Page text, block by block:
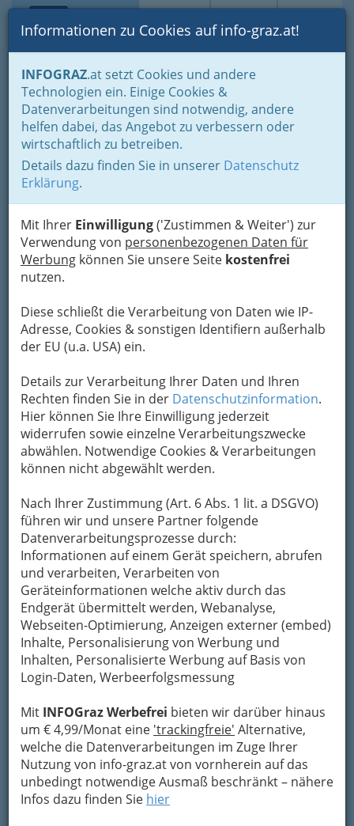
Suche Login Toggle
Informationen zu Cookies auf info-graz.at!
INFOGRAZ.at setzt Cookies und andere
Technologien ein. Einige Cookies &
Datenverarbeitungen sind notwendig, andere
helfen dabei, das Angebot zu verbessern oder
wirtschaftlich zu betreiben.
Details dazu finden Sie in unserer Datenschutz
Erklärung.
Mit Ihrer Einwilligung('Zustimmen & Weiter') zur
Verwendung von personenbezogenen Daten für
Werbung können Sie unsere Seite kostenfrei
nutzen.
Diese schließt die Verarbeitung von Daten wie IP-
Adresse, Cookies & sonstigen Identifiern außerhalb
der EU (u.a. USA) ein.
Details zur Verarbeitung Ihrer Daten und Ihren
Rechten finden Sie in der Datenschutzinformation.
Hier können Sie Ihre Einwilligung jederzeit
widerrufen sowie einzelne Verarbeitungszwecke
abwählen. Notwendige Cookies & Verarbeitungen
können nicht abgewählt werden.
Nach Ihrer Zustimmung (Art. 6 Abs. 1 lit. a DSGVO)
führen wir und unsere Partner folgende
Datenverarbeitungsprozesse durch:
Informationen auf einem Gerät speichern, abrufen
und verarbeiten, Verarbeiten von
Geräteinformationen welche aktiv durch das
Endgerät übermittelt werden, Webanalyse,
Webseiten-Optimierung, Anzeigen externer (embed)
Inhalte, Personalisierung von Werbung und
Inhalten, Personalisierte Werbung auf Basis von
Login-Daten, Werbeerfolgsmessung
Mit INFOGraz Werbefrei bieten wir darüber hinaus
um € 4,99/Monat eine 'trackingfreie' Alternative,
welche die Datenverarbeitungen im Zuge Ihrer
Nutzung von info-graz.at von vornherein auf das
unbedingt notwendige Ausmaß beschränkt – nähere
Infos dazu finden Sie hier
Home Branchen
Freie Berufe
Steuerberater, Wirtschaftstreuhänder und Bilanzbuchhalter
Waltraud Anderwald
Baiernhofweg 24, 8020 Graz
+43 316 58 60 20
+43 316 58 60 20
Karte
Adresse mit Google Maps anschauen
Um die Info-Graz Firmenvor Spam-Mails zu
bewahren, verwenden wir an dieser Stelle zur
Übermittlung Ihrer Nachricht ein sicheres
Formular. Ihre Nachricht wird nach dem
Absenden umgehend per Mail an das
Unternehmen weitergeleitet.
Mein Name
Meine Email Adresse
Mein Betreff
Meine Nachricht